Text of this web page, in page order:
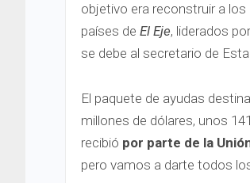
objetivo era reconstruir a los
países de El Eje, liderados
se debe al secretario de
El paquete de ayudas
millones de dólares, unos
recibió por parte de la
pero vamos a darte todos